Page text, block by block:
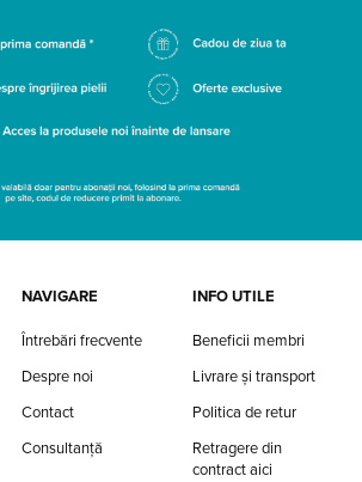
NAVIGARE
Întrebări frecvente
Despre noi
Contact
Consultanță
INFO UTILE
Beneficii membri
Livrare și transport
Politica de retur
Retragere din
contract aici